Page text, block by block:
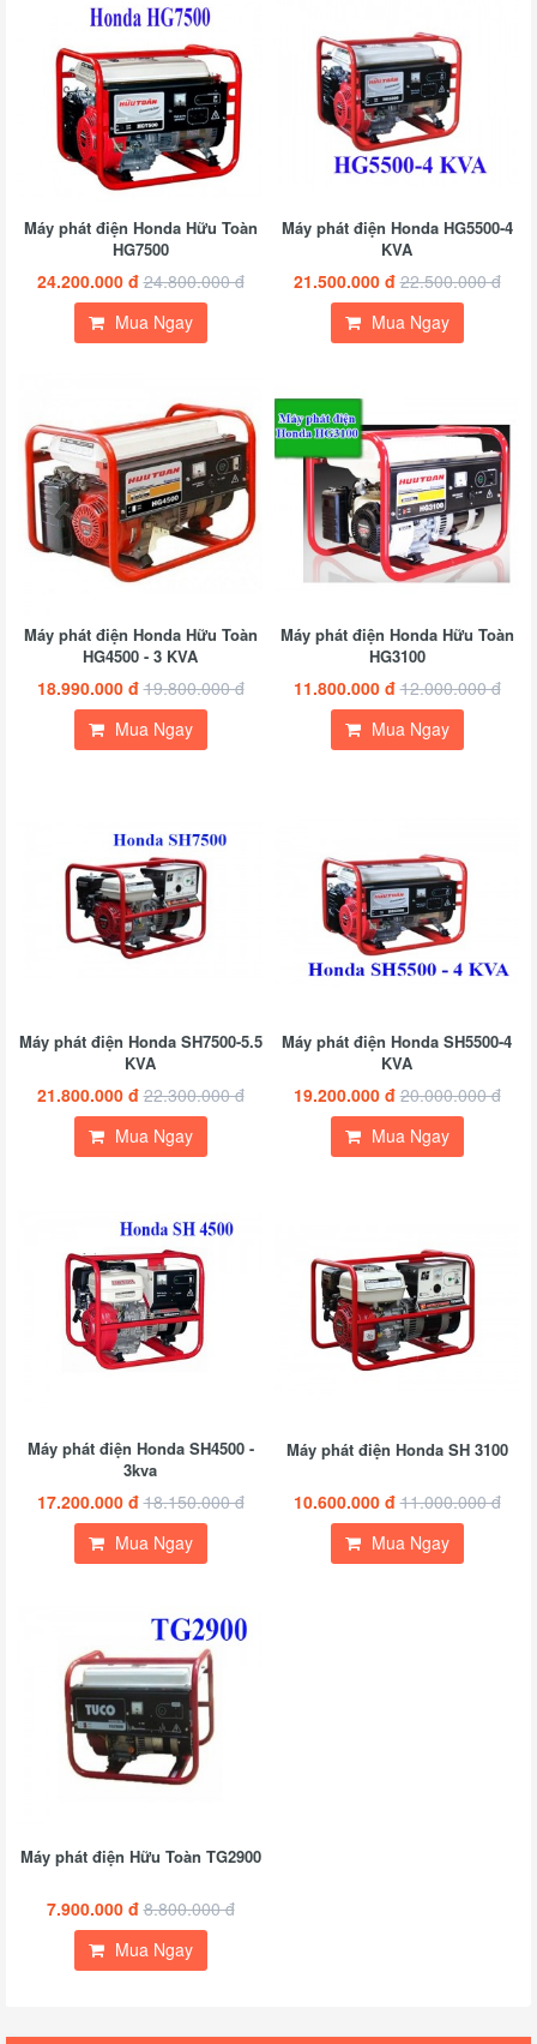
Máy phát điện Honda Hữu Toàn
HG7500
24.200.000 đ 24.800.000 đ
Mua Ngay
Máy phát điện Honda HG5500-4
KVA
21.500.000 đ 22.500.000 đ
Mua Ngay
Máy phát điện Honda Hữu Toàn
HG4500 - 3 KVA
18.990.000 đ 19.800.000 đ
Mua Ngay
Máy phát điện Honda Hữu Toàn
HG3100
11.800.000 đ 12.000.000 đ
Mua Ngay
Máy phát điện Honda SH7500-5.5
KVA
21.800.000 đ 22.300.000 đ
Mua Ngay
Máy phát điện Honda SH5500-4
KVA
19.200.000 đ 20.000.000 đ
Mua Ngay
Máy phát điện Honda SH4500 -
3kva
17.200.000 đ 18.150.000 đ
Mua Ngay
Máy phát điện Honda SH 3100
10.600.000 đ 11.000.000 đ
Mua Ngay
Máy phát điện Hữu Toàn TG2900
7.900.000 đ 8.800.000 đ
Mua Ngay